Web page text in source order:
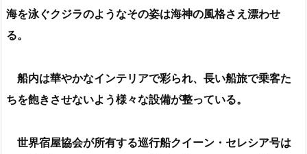
海を泳ぐクジラのようなその姿は海神の風格さえ漂わせ
る。
船内は華やかなインテリアで彩られ、長い船旅で乗客た
ちを飽きさせないよう様々な設備が整っている。
世界宿屋協会が所有する巡行船クイーン・セレシア号は